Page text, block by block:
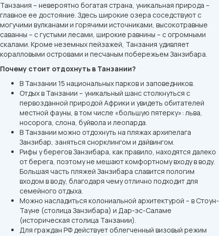
Танзания – невероятно богатая страна, уникальная природа –
главное ее достояние. Здесь широкие озера соседствуют с
могучими вулканами и горячими источниками, высокотравные
саванны – с густыми лесами, широкие равнины – с огромными
скалами. Кроме неземных пейзажей, Танзания удивляет
коралловыми островами и песчаным побережьем Занзибара.
Почему стоит отдохнуть в Танзании?
В Танзании 15 национальных парков и заповедников.
Отдых в Танзании – уникальный шанс столкнуться с
первозданной природой Африки и увидеть обитателей
местной фауны, в том числе «большую пятерку»: льва,
носорога, слона, буйвола и леопарда.
В Танзании можно отдохнуть на пляжах архипелага
Занзибар, заняться снорклингом и дайвингом.
Рифы у берегов Занзибара, как правило, находятся далеко
от берега, поэтому не мешают комфортному входу в воду.
Большая часть пляжей Занзибара славится пологим
входом в воду, благодаря чему отлично подходит для
семейного отдыха.
Можно насладиться колониальной архитектурой – в Стоун-
Тауне (столица Занзибара) и Дар-эс-Саламе
(историческая столица Танзании).
Для граждан РФ действует облегченный визовый режим